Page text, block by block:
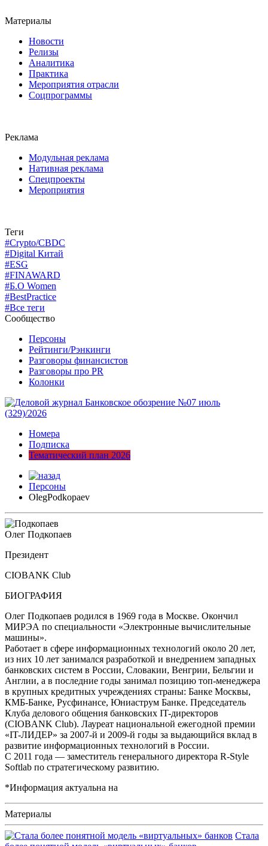
Материалы
Новости
Релизы
Аналитика
Практика
Мероприятия отрасли
Соцпрограммы
Реклама
Модульная реклама
Нативная реклама
Спецпроекты
Мероприятия
Теги
#Crypto/CBDC
#Digital Китай
#ESG
#FINAWARD
#Б.О Women
#BestPractice
#Все теги
Сообщество
Персоны
Рейтинги/Рэнкинги
Разговоры финансистов
Разговоры про PR
Колонки
Номера
Подписка
Тематический план 2026
Персоны
OlegPodkopaev
Олег Подкопаев
Президент
CIOBANK Club
БИОГРАФИЯ
Олег Подкопаев родился в 1969 года в Москве. Окончил
МИРЭА по специальности «Электронные вычислительные
машины».
Работает в сфере информационных технологий около 20 лет,
из них 10 лет занимался разработкой и внедрением западных
банковских систем в России, Словакии, Венгрии, Бельгии и
Англии, а в последние годы занимал позицию топ-менеджера
в крупных кредитных учреждениях страны: Банке Москвы,
КМБ-Банке, Русфинансе, Юниаструм Банке. Председатель
Клуба делового общения банковских IT-директоров
(СIOBANK Club). Лауреат национальной ежегодной премии
«IT-ЛИДЕР» за 2007-й и 2009-й годы за выдающийся вклад в
развитие информационных технологий в России.
С 2011 года — заместитель генерального директора R-Style
Softlab по стратегическому развитию.
*Информация актуальна на
Материалы
Стала